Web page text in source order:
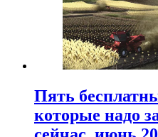
Пять
которые надо